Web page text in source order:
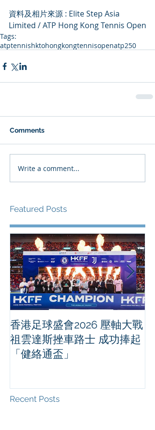
資料及相片來源 : Elite Step Asia
Limited / ATP Hong Kong Tennis Open
Tags:
atptennishktohongkongtennisopenatp250
Comments
Write a comment...
Featured Posts
香港足球盛會2026 壓軸大戰
祖雲達斯挫車路士 成功捧起
「健絡通盃」
Recent Posts